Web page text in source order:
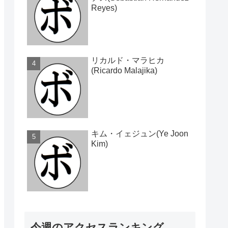
Reyes)
リカルド・マラヒカ
(Ricardo Malajika)
キム・イェジュン(Ye Joon
Kim)